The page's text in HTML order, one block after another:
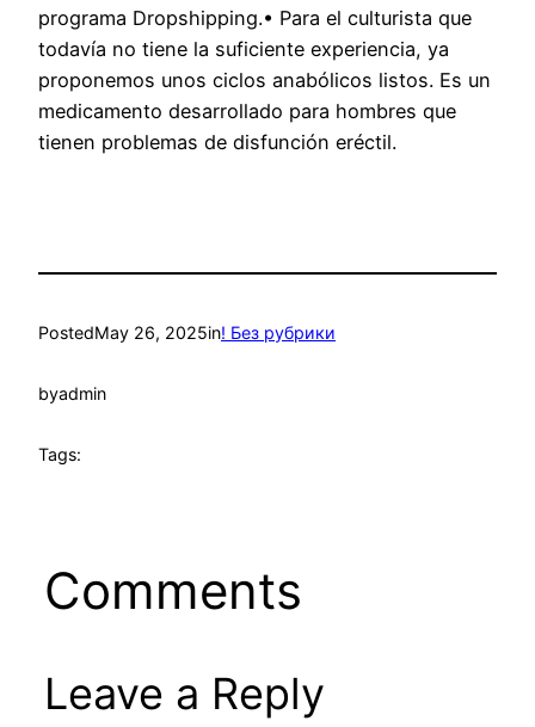
programa Dropshipping.• Para el culturista que
todavía no tiene la suficiente experiencia, ya
proponemos unos ciclos anabólicos listos. Es un
medicamento desarrollado para hombres que
tienen problemas de disfunción eréctil.
PostedMay 26, 2025in! Без рубрики
byadmin
Tags:
Comments
Leave a Reply